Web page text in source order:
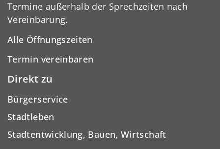
Termine außerhalb der Sprechzeiten nach
Vereinbarung.
Alle Öffnungszeiten
Termin vereinbaren
Direkt zu
Bürgerservice
Stadtleben
Stadtentwicklung, Bauen, Wirtschaft